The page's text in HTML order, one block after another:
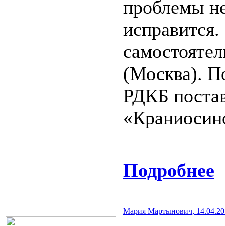
проблемы
(Москва).
РДКБ
Подробнее
Мария Мартынович,